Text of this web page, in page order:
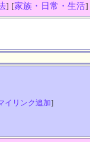
] [家族・日常・生活]
イリンク追加]